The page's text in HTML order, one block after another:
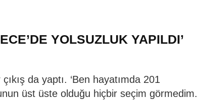
YOLSUZLUK YAPILDI’
da yaptı. ‘Ben hayatımda 201
üst üste olduğu hiçbir seçim görmedim.